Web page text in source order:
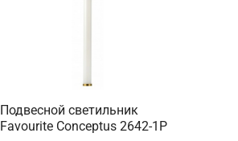
Подвесной светильник
Favourite Conceptus 2642-1P